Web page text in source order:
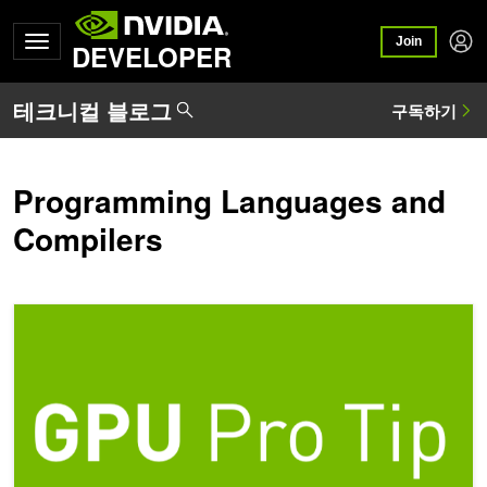
DEVELOPER Join
Programming Languages and
Compilers